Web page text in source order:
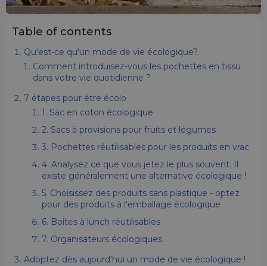
Table of contents
Qu'est-ce qu'un mode de vie écologique?
Comment introduisez-vous les pochettes en tissu
dans votre vie quotidienne ?
7 étapes pour être écolo
1. Sac en coton écologique
2. Sacs à provisions pour fruits et légumes
3. Pochettes réutilisables pour les produits en vrac
4. Analysez ce que vous jetez le plus souvent. Il
existe généralement une alternative écologique !
5. Choisissez des produits sans plastique - optez
pour des produits à l'emballage écologique
6. Boîtes à lunch réutilisables
7. Organisateurs écologiques
Adoptez dès aujourd'hui un mode de vie écologique !